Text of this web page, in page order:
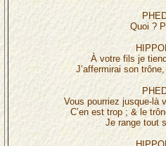
Quoi ?
À votre fils je
J’affermirai son
Vous pourriez jusque-là
C’en est trop ; & le
Je range tout